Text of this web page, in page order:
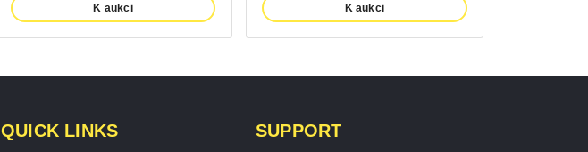
K aukci K aukci
QUICK LINKS SUPPORT